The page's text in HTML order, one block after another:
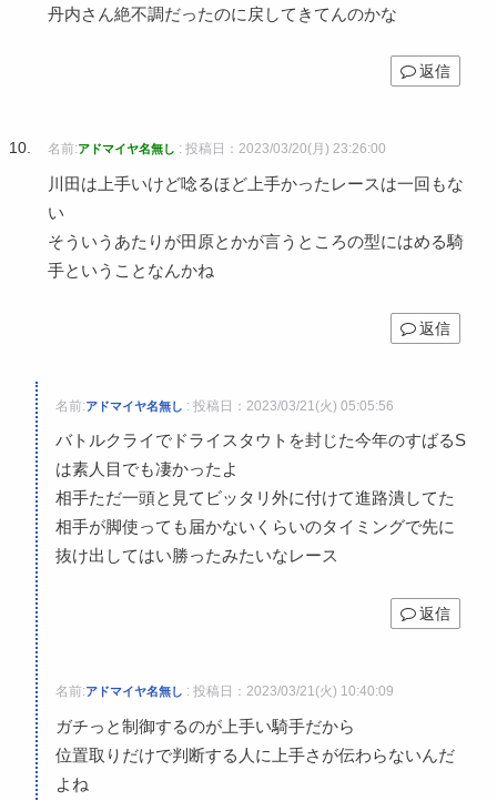
丹内さん絶不調だったのに戻してきてんのかな
返信
名前:アドマイヤ名無し : 投稿日：2023/03/20(月) 23:26:00
川田は上手いけど唸るほど上手かったレースは一回もな
い
そういうあたりが田原とかが言うところの型にはめる騎
手ということなんかね
返信
名前:アドマイヤ名無し : 投稿日：2023/03/21(火) 05:05:56
バトルクライでドライスタウトを封じた今年のすばるS
は素人目でも凄かったよ
相手ただ一頭と見てビッタリ外に付けて進路潰してた
相手が脚使っても届かないくらいのタイミングで先に
抜け出してはい勝ったみたいなレース
返信
名前:アドマイヤ名無し : 投稿日：2023/03/21(火) 10:40:09
ガチっと制御するのが上手い騎手だから
位置取りだけで判断する人に上手さが伝わらないんだ
よね